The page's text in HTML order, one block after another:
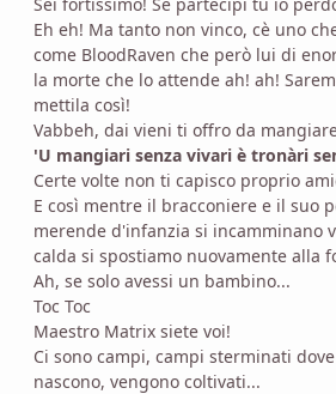
Eh eh! Ma tanto non vinco, cè uno
come BloodRaven che però lui di
la morte che lo attende ah! ah!
mettila così!
Vabbeh, dai vieni ti offro da
'U mangiari senza vivari è tronàri
Certe volte non ti capisco proprio
E così mentre il bracconiere e il suo
merende d'infanzia si incamminano
calda si spostiamo nuovamente alla
Ah, se solo avessi un bambino...
Toc Toc
Maestro Matrix siete voi!
Ci sono campi, campi sterminati
nascono, vengono coltivati...